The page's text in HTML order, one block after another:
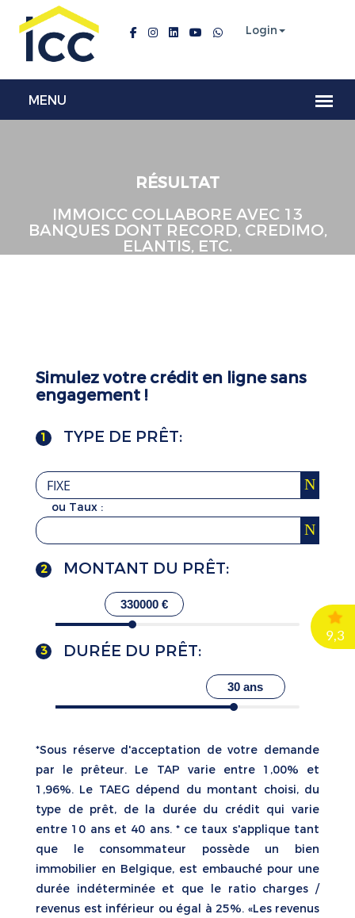
Login
RÉSULTAT
IMMOICC COLLABORE AVEC 13
BANQUES DONT RECORD, CREDIMO,
ELANTIS, ETC.
Simulez votre crédit en lignesans
engagement !
1 TYPE DE PRÊT:
ou Taux :
2 MONTANT DU PRÊT:
330000 €
3 DURÉE DU PRÊT:
30 ans
*Sous réserve d'acceptation de votre demande
par le prêteur. Le TAP varie entre 1,00% et
1,96%. Le TAEG dépend du montant choisi, du
type de prêt, de la durée du crédit qui varie
entre 10 ans et 40 ans. * ce taux s'applique tant
que le consommateur possède un bien
immobilier en Belgique, est embauché pour une
durée indéterminée et que le ratio charges /
revenus est inférieur ou égal à 25%. «Les revenus